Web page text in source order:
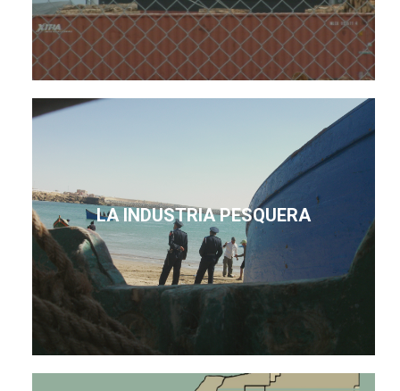
LA INDUSTRIA PESQUERA